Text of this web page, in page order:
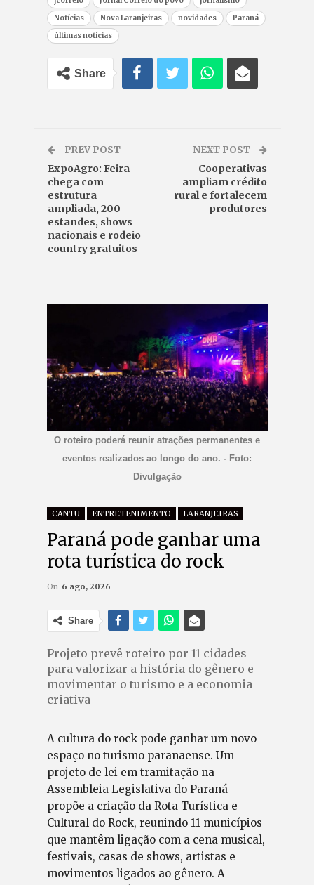
Notícias
Nova Laranjeiras novidades
Paraná
últimas notícias
Share
PREV POST
ExpoAgro: Feira
chega com
estrutura
ampliada, 200
estandes, shows
nacionais e rodeio
country gratuitos
NEXT POST
Cooperativas
ampliam crédito
rural e fortalecem
produtores
O roteiro poderá reunir atrações permanentes e
eventos realizados ao longo do ano. - Foto:
Divulgação
CANTU ENTRETENIMENTO LARANJEIRAS
Paraná pode ganhar uma
rota turística do rock
On 6 ago, 2026
Share
Projeto prevê roteiro por 11 cidades
para valorizar a história do gênero e
movimentar o turismo e a economia
criativa
A cultura do rock pode ganhar um novo
espaço no turismo paranaense. Um
projeto de lei em tramitação na
Assembleia Legislativa do Paraná
propõe a criação da Rota Turística e
Cultural do Rock, reunindo 11 municípios
que mantêm ligação com a cena musical,
festivais, casas de shows, artistas e
movimentos ligados ao gênero. A